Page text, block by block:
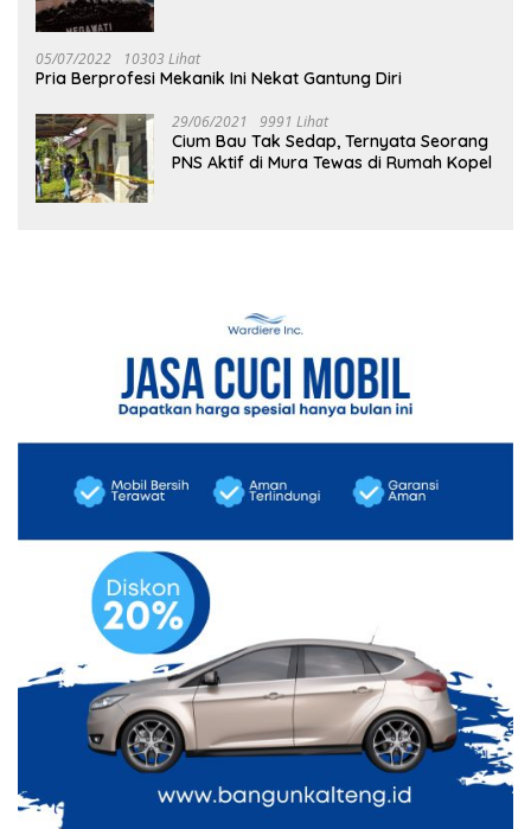
05/07/2022 10303 Lihat
Pria Berprofesi Mekanik Ini Nekat Gantung Diri
29/06/2021 9991 Lihat
Cium Bau Tak Sedap, Ternyata Seorang
PNS Aktif di Mura Tewas di Rumah Kopel